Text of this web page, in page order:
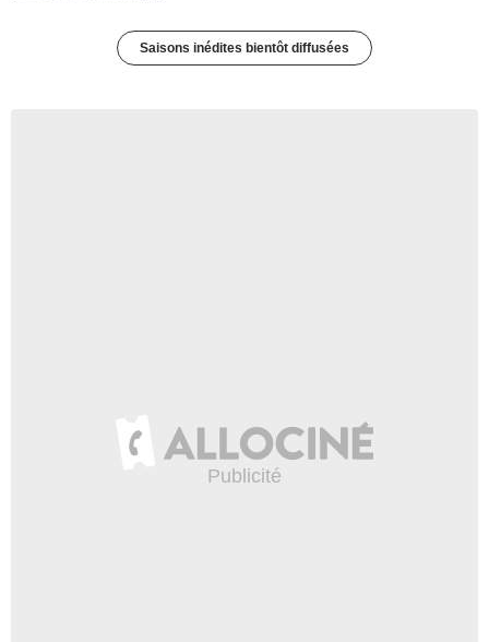
Saisons inédites bientôt diffusées